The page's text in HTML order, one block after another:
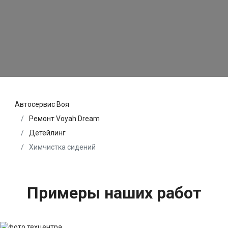
Автосервис Воя
Ремонт Voyah Dream
Детейлинг
Химчистка сидений
Примеры наших работ